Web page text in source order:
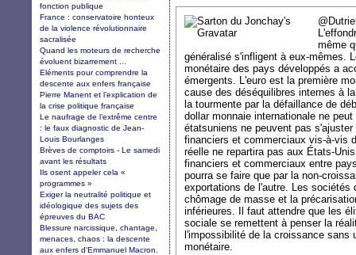
même
généralisé s'infligent à eux-mêmes.
monétaire des pays développés a
émergents. L'euro est la première
cause des déséquilibres internes à
la tourmente par la défaillance de
dollar monnaie internationale ne
étatsuniens ne peuvent pas
financiers et commerciaux vis-à-vis
réelle ne repartira pas aux États-
financiers et commerciaux entre
pourra se faire que par la non-
exportations de l'autre. Les sociétés
chômage de masse et la
inférieures. Il faut attendre que les
sociale se remettent à penser la
l'impossibilité de la croissance sans
monétaire.
fonction publique
France : conservatoire honteux
de la violence révolutionnaire
sacralisée
Quand les moteurs de recherche
évoluent bizarrement ...
Eléments pour comprendre la
descente aux enfers française
Pierre Manent et l’explication de
la crise politique française
Le naufrage de l’extrême centre
: le faux diagnostic de Jean-
Louis Bourlanges
Brèves de comptoirs - Le samedi
avant les résultats
Ils osent appeler cela «
programmes »
Exiger la neutralité politique et
idéologique des sujets des
épreuves du BAC
Blessure narcissique, chantage,
menaces, chaos : la descente
aux enfers d'Emmanuel Macron.